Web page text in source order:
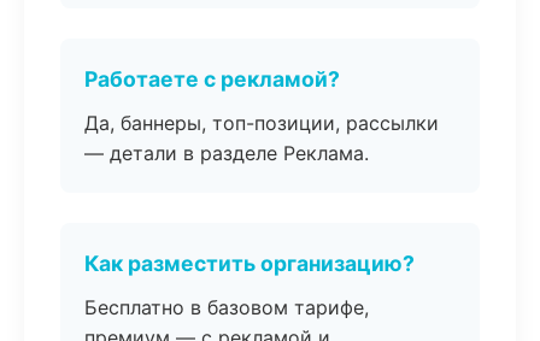
Работаете с рекламой?
Да, баннеры, топ-позиции, рассылки
— детали в разделе Реклама.
Как разместить организацию?
Бесплатно в базовом тарифе,